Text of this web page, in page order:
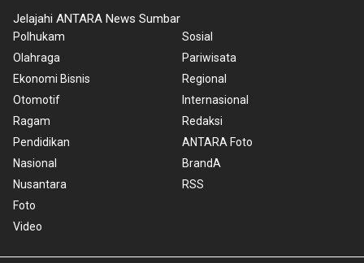
Jelajahi ANTARA News Sumbar
Polhukam
Olahraga
Ekonomi Bisnis
Otomotif
Ragam
Pendidikan
Nasional
Nusantara
Foto
Video
Sosial
Pariwisata
Regional
Internasional
Redaksi
ANTARA Foto
BrandA
RSS